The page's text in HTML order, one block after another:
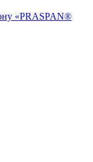
«PRASPAN®